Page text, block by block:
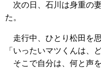
次の日、石川は身重の
た。
走行中、ひとり松田を思
「いったいマツくんは、
そこで自分は、何と声